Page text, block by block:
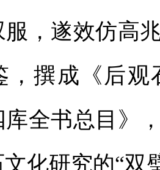
服，遂效仿高
，撰成《后
库全书总目》
化研究的“双